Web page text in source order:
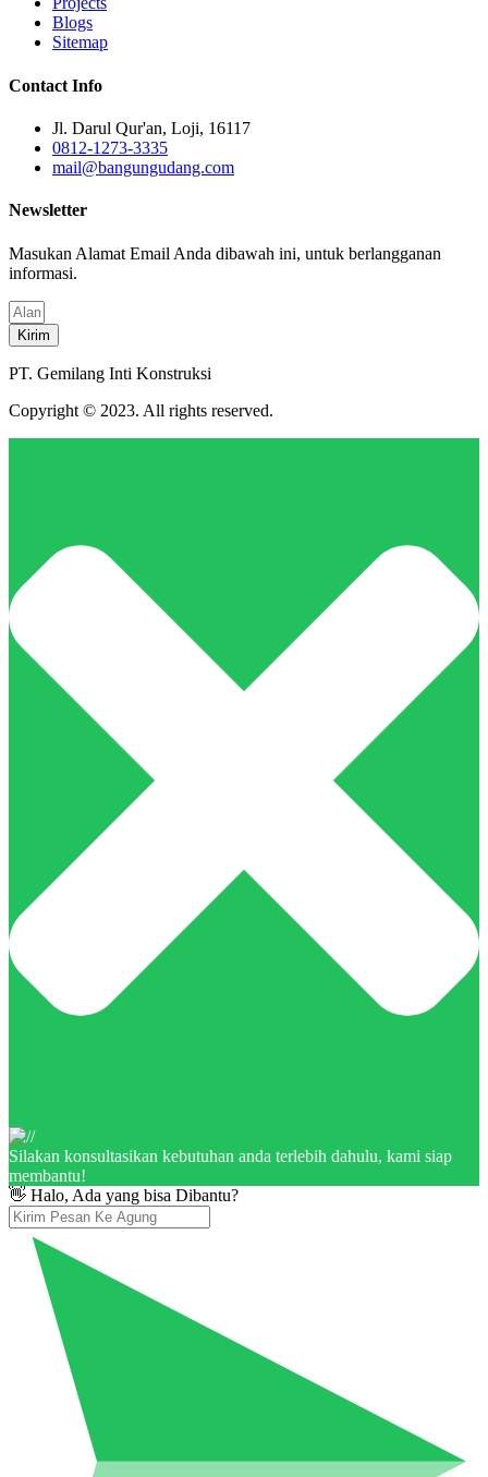
Blogs
Sitemap
Contact Info
Jl. Darul Qur'an, Loji, 16117
0812-1273-3335
mail@bangungudang.com
Newsletter
Masukan Alamat Email Anda dibawah ini, untuk berlangganan
informasi.
Kirim
PT. Gemilang Inti Konstruksi
Copyright © 2023. All rights reserved.
Silakan konsultasikan kebutuhan anda terlebih dahulu, kami siap
membantu!
👋 Halo, Ada yang bisa Dibantu?